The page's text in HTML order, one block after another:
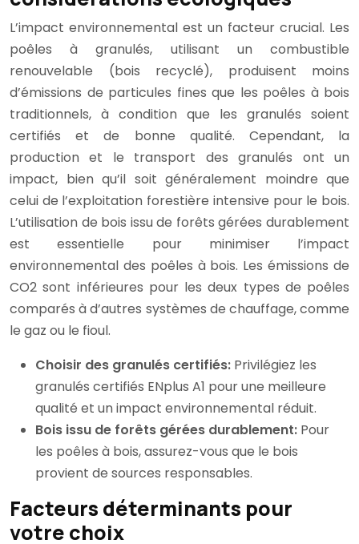
L’impact environnemental est un facteur crucial. Les
poêles à granulés, utilisant un combustible
renouvelable (bois recyclé), produisent moins
d’émissions de particules fines que les poêles à bois
traditionnels, à condition que les granulés soient
certifiés et de bonne qualité. Cependant, la
production et le transport des granulés ont un
impact, bien qu’il soit généralement moindre que
celui de l’exploitation forestière intensive pour le bois.
L’utilisation de bois issu de forêts gérées durablement
est essentielle pour minimiser l’impact
environnemental des poêles à bois. Les émissions de
CO2 sont inférieures pour les deux types de poêles
comparés à d’autres systèmes de chauffage, comme
le gaz ou le fioul.
Choisir des granulés certifiés: Privilégiez les
granulés certifiés ENplus A1 pour une meilleure
qualité et un impact environnemental réduit.
Bois issu de forêts gérées durablement: Pour
les poêles à bois, assurez-vous que le bois
provient de sources responsables.
Facteurs déterminants pour
votre choix